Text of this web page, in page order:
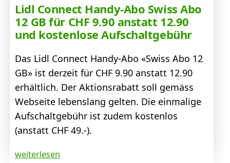
Lidl Connect Handy-Abo Swiss Abo
12 GB für CHF 9.90 anstatt 12.90
und kostenlose Aufschaltgebühr
Das Lidl Connect Handy-Abo «Swiss Abo 12
GB» ist derzeit für CHF 9.90 anstatt 12.90
erhältlich. Der Aktionsrabatt soll gemäss
Webseite lebenslang gelten. Die einmalige
Aufschaltgebühr ist zudem kostenlos
(anstatt CHF 49.-).
weiterlesen